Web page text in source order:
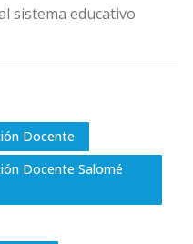
sistema educativo
Docente
Docente Salomé